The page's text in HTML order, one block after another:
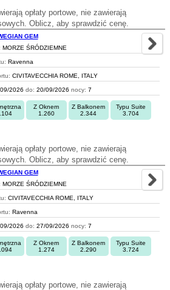
opłaty portowe, nie zawierają
Oblicz, aby sprawdzić cenę.
GEM
MORZE ŚRÓDZIEMNE
Ravenna
CIVITAVECCHIA ROME, ITALY
2026 do: 20/09/2026 nocy: 7
Z Oknem
1.260
Z Balkonem
2.344
Typu Suite
3.704
opłaty portowe, nie zawierają
Oblicz, aby sprawdzić cenę.
GEM
MORZE ŚRÓDZIEMNE
CIVITAVECCHIA ROME, ITALY
Ravenna
2026 do: 27/09/2026 nocy: 7
Z Oknem
1.274
Z Balkonem
2.290
Typu Suite
3.724
opłaty portowe, nie zawierają